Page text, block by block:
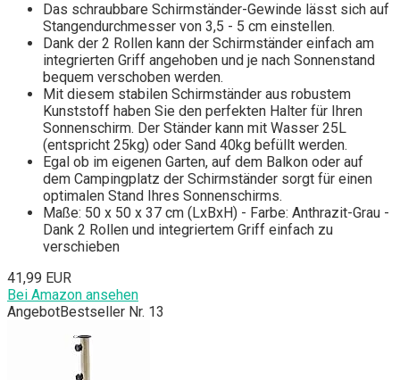
Das schraubbare Schirmständer-Gewinde lässt sich auf
Stangendurchmesser von 3,5 - 5 cm einstellen.
Dank der 2 Rollen kann der Schirmständer einfach am
integrierten Griff angehoben und je nach Sonnenstand
bequem verschoben werden.
Mit diesem stabilen Schirmständer aus robustem
Kunststoff haben Sie den perfekten Halter für Ihren
Sonnenschirm. Der Ständer kann mit Wasser 25L
(entspricht 25kg) oder Sand 40kg befüllt werden.
Egal ob im eigenen Garten, auf dem Balkon oder auf
dem Campingplatz der Schirmständer sorgt für einen
optimalen Stand Ihres Sonnenschirms.
Maße: 50 x 50 x 37 cm (LxBxH) - Farbe: Anthrazit-Grau -
Dank 2 Rollen und integriertem Griff einfach zu
verschieben
41,99 EUR
Bei Amazon ansehen
AngebotBestseller Nr. 13